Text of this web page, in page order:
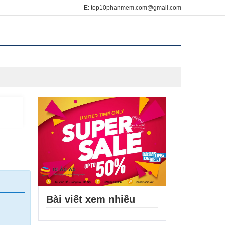
E: top10phanmem.com@gmail.com
Bài viết xem nhiều